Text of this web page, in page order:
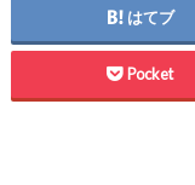
はてブ
Pocket